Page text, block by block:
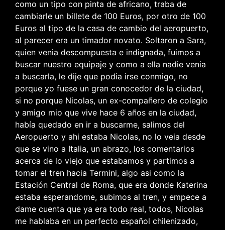
como un tipo con pinta de africano, traba de
cambiarle un billete de 100 Euros, por otro de 100
Euros al tipo de la casa de cambio del aeropuerto,
al parecer era un timador novato. Soltaron a Sara,
quien venia descompuesta e indignada, fuimos a
buscar nuestro equipaje y como a ella nadie venia
a buscarla, le dije que podia irse conmigo, no
porque yo fuese un gran conocedor de la ciudad,
si no porque Nicolas, un ex-compañero de colegio
y amigo mio que vive hace 6 años en la ciudad,
había quedado en ir a buscarme, salimos del
Aeropuerto y ahi estaba Nicolas, no lo veia desde
que se vino a Italia, un abrazo, los comentarios
acerca de lo viejo que estabamos y partimos a
tomar el tren hacia Termini, algo asi como la
Estación Central de Roma, que era donde Katerina
estaba esperandome, subimos al tren, y empece a
dame cuenta que ya era todo real, todos, Nicolas
me hablaba en un perfecto español chilenizado,